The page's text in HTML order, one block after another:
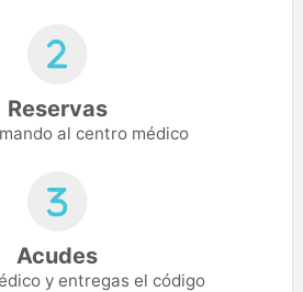
Reservas
al centro médico
Acudes
y entregas el código